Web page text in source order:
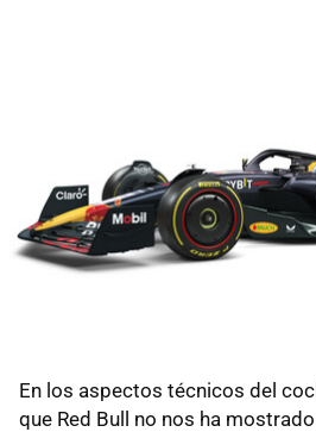
En los aspectos técnicos del
que Red Bull no nos ha